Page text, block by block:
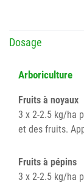
Dosage
Arboriculture
Fruits à noyaux
3 x 2-2.5 kg/ha
et des fruits.
Fruits à pépins
3 x 2-2.5 kg/ha